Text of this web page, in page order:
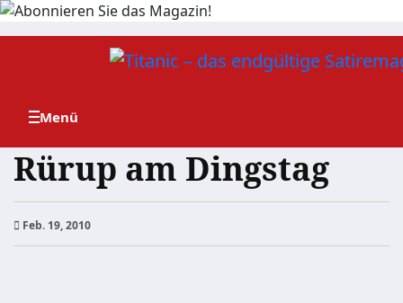
Zum
Rürup am Dingstag
Feb. 19, 2010